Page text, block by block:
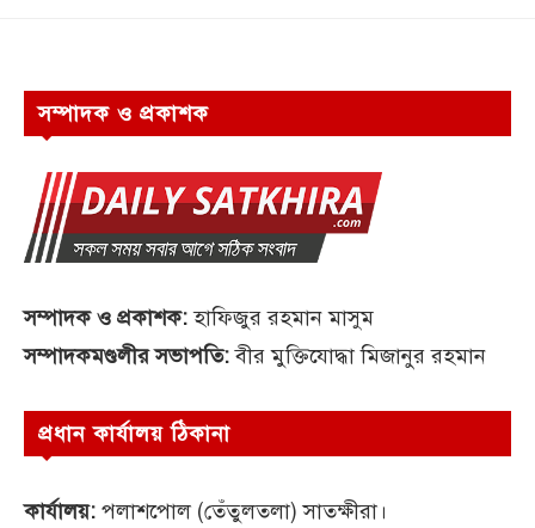
সম্পাদক ও প্রকাশক
সম্পাদক ও প্রকাশক:হাফিজুর রহমান মাসুম
সম্পাদকমণ্ডলীর সভাপতি:বীর মুক্তিযোদ্ধা মিজানুর রহমান
প্রধান কার্যালয় ঠিকানা
কার্যালয়: পলাশপোল (তেঁতুলতলা) সাতক্ষীরা।